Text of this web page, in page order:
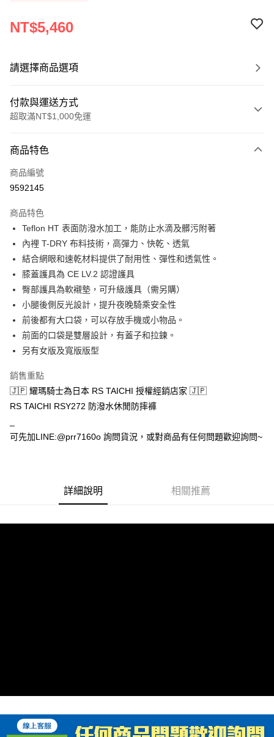
NT$5,460
請選擇商品選項
付款與運送方式
超取滿NT$1,000免運
信用卡一次付款
超商取貨付款
ATM付款
運送方式
全家取貨付款(安全帽一頂以上請選宅配)
每筆NT$60，滿NT$1,000(含以上)免運費
7-11取貨付款(安全帽一頂以上請選宅配)
每筆NT$60，滿NT$1,000(含以上)免運費
宅配
每筆NT$100，滿NT$1,000(含以上)免運費
商品特色
商品編號
9592145
商品特色
Teflon HT 表面防潑水加工，能防止水滴及髒污附著
內裡 T-DRY 布料技術，高彈力、快乾、透氣
結合網眼和速乾材料提供了耐用性、彈性和透氣性。
膝蓋護具為 CE LV.2 認證護具
臀部護具為軟襯墊，可升級護具（需另購）
小腿後側反光設計，提升夜晚騎乘安全性
前後都有大口袋，可以存放手機或小物品。
前面的口袋是雙層設計，有蓋子和拉鍊。
另有女版及寬版版型
銷售重點
🇯🇵 耀瑪騎士為日本 RS TAICHI 授權經銷店家 🇯🇵
RS TAICHI RSY272 防潑水休閒防摔褲
可先加LINE:@prr7160o 詢問貨況，或對商品有任何問題歡迎詢問~
詳細說明 相關推薦